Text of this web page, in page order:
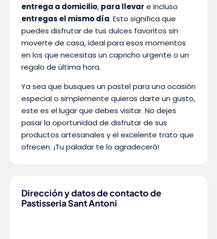
entrega a domicilio, para llevar e incluso
entregas el mismo día. Esto significa que
puedes disfrutar de tus dulces favoritos sin
moverte de casa, ideal para esos momentos
en los que necesitas un capricho urgente o un
regalo de última hora.
Ya sea que busques un pastel para una ocasión
especial o simplemente quieras darte un gusto,
este es el lugar que debes visitar. No dejes
pasar la oportunidad de disfrutar de sus
productos artesanales y el excelente trato que
ofrecen. ¡Tu paladar te lo agradecerá!
Dirección y datos de contacto de
Pastisseria Sant Antoni